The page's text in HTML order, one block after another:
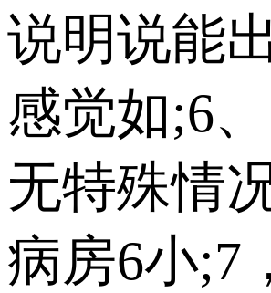
说明说能
感觉如;6
无特殊情
病房6小;7